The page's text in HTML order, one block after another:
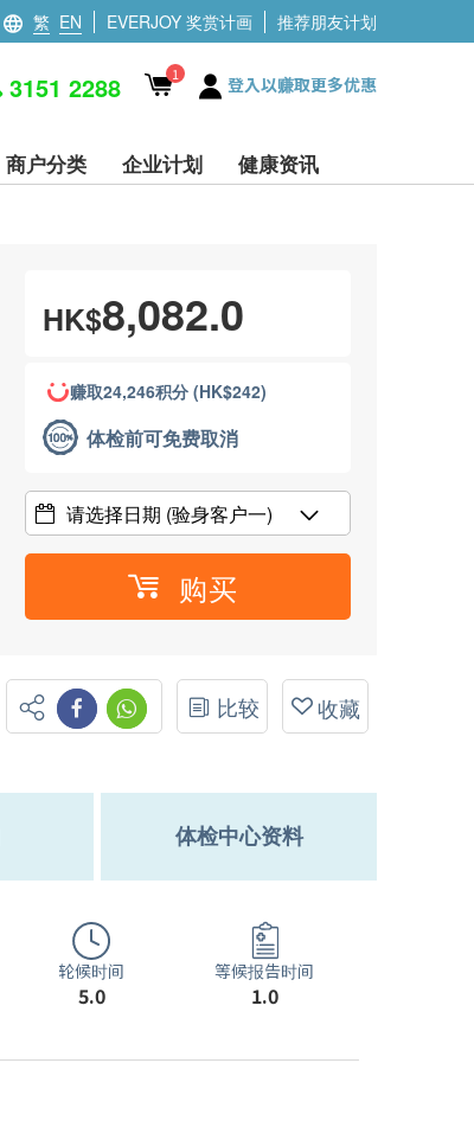
繁 EN EVERJOY 奖赏计画 推荐朋友计划
3151 2288 1 登入以赚取更多优惠
商户分类 企业计划 健康资讯
HK$8,082.0
赚取24,246积分 (HK$242)
体检前可免费取消
请选择日期 (验身客户一)
购买
比较 收藏
体检中心资料
轮候时间
5.0
等候报告时间
1.0